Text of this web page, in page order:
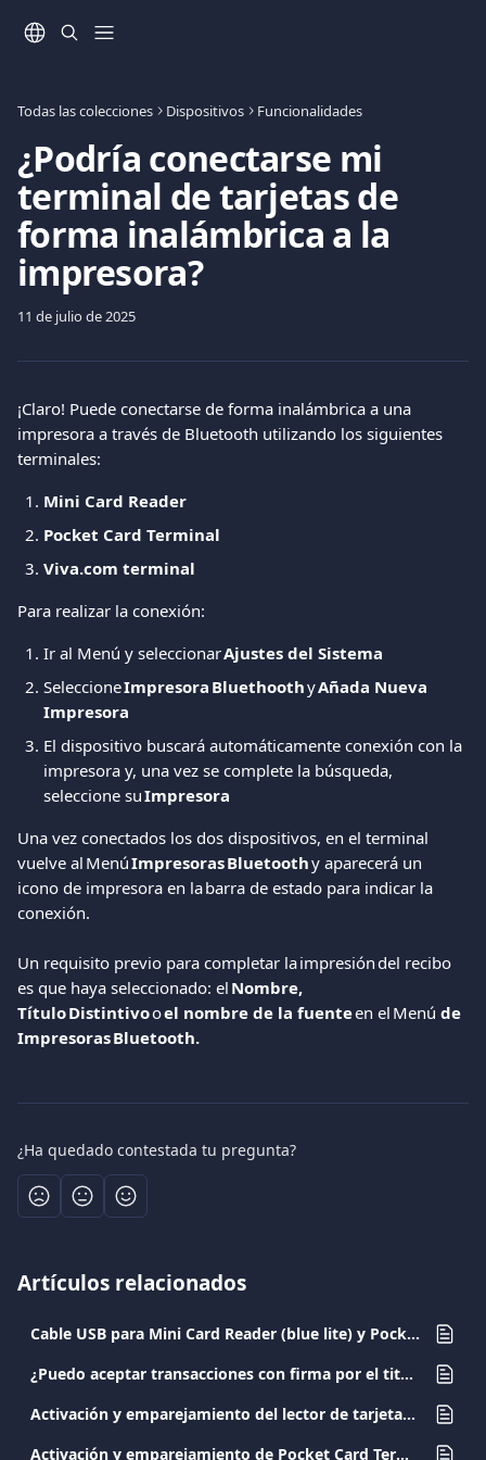
Todas las colecciones Dispositivos Funcionalidades
¿Podría conectarse mi
terminal de tarjetas de
forma inalámbrica a la
impresora?
11 de julio de 2025
¡Claro! Puede conectarse de forma inalámbrica a una
impresora a través de Bluetooth utilizando los siguientes
terminales:
Mini Card Reader
Pocket Card Terminal
Viva.com terminal
Para realizar la conexión:
Ir al Menú y seleccionar Ajustes del Sistema
Seleccione Impresora Bluethooth y Añada Nueva
Impresora
El dispositivo buscará automáticamente conexión con la
impresora y, una vez se complete la búsqueda,
seleccione su Impresora
Una vez conectados los dos dispositivos, en el terminal
vuelve al Menú ImpresorasBluetooth y aparecerá un
icono de impresora en la barra de estado para indicar la
conexión.
Un requisito previo para completar la impresión del recibo
es que haya seleccionado: el Nombre,
Título Distintivo o el nombre de la fuente en el Menú de
Impresoras Bluetooth.
¿Ha quedado contestada tu pregunta?
Artículos relacionados
Cable USB para Mini Card Reader (blue lite) y Pocket Card Terminal
¿Puedo aceptar transacciones con firma por el titular de la tarjeta en el ticket?
Activación y emparejamiento del lector de tarjetas Mini (blue lite)
Activación y emparejamiento de Pocket Card Terminal